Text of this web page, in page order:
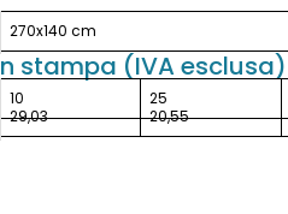
270x140 cm
stampa (IVA esclusa)
10 25
29,03 20,55